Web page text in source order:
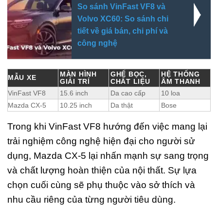
So sánh VinFast VF8 và
Volvo XC60: So sánh chi
tiết về giá bán, chi phí và
công nghệ
MẪU XE
MÀN HÌNH
GIẢI TRÍ
GHẾ BỌC,
CHẤT LIỆU
HỆ THỐNG
ÂM THANH
VinFast VF8
15.6 inch Da cao cấp
10 loa
Mazda CX-5
10.25 inch Da thật Bose
Trong khi VinFast VF8 hướng đến việc mang lại
trải nghiệm công nghệ hiện đại cho người sử
dụng, Mazda CX-5 lại nhấn mạnh sự sang trọng
và chất lượng hoàn thiện của nội thất. Sự lựa
chọn cuối cùng sẽ phụ thuộc vào sở thích và
nhu cầu riêng của từng người tiêu dùng.